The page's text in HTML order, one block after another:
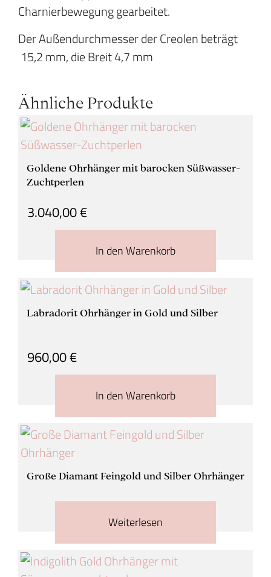
Charnierbewegung gearbeitet.
Der Außendurchmesser der Creolen beträgt
15,2 mm, die Breit 4,7 mm
Ähnliche Produkte
Goldene Ohrhänger mit barocken Süßwasser-
Zuchtperlen
3.040,00€
In den Warenkorb
Labradorit Ohrhänger in Gold und Silber
960,00€
In den Warenkorb
Große Diamant Feingold und Silber Ohrhänger
Weiterlesen